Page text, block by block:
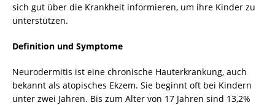
sich gut über die Krankheit informieren, um ihre Kinder zu
unterstützen.
Definition und Symptome
Neurodermitis ist eine chronische Hauterkrankung, auch
bekannt als atopisches Ekzem. Sie beginnt oft bei Kindern
unter zwei Jahren. Bis zum Alter von 17 Jahren sind 13,2%